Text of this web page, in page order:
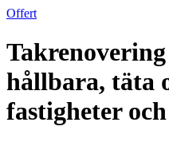
Offert
hållbara, täta
fastigheter